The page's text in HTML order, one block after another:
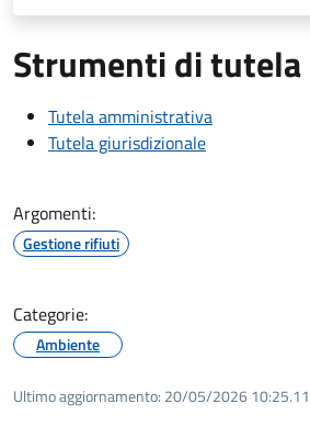
Strumenti di tutela
Tutela amministrativa
Tutela giurisdizionale
Argomenti:
Gestione rifiuti
Categorie:
Ambiente
Ultimo aggiornamento: 20/05/2026 10:25.11